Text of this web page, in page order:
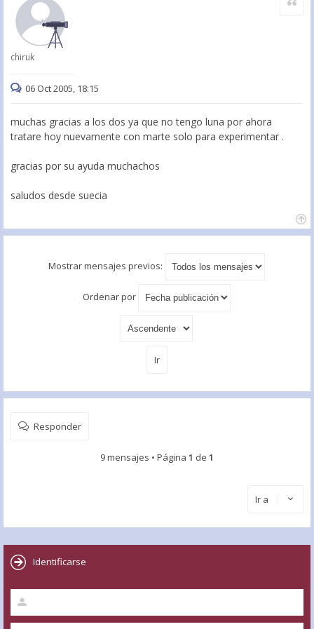
chiruk
06 Oct 2005, 18:15
muchas gracias a los dos ya que no tengo luna por ahora
tratare hoy nuevamente con marte solo para experimentar .
gracias por su ayuda muchachos
saludos desde suecia
Mostrar mensajes previos:
Ordenar por
Responder
9 mensajes • Página 1 de 1
Ir a
Identificarse